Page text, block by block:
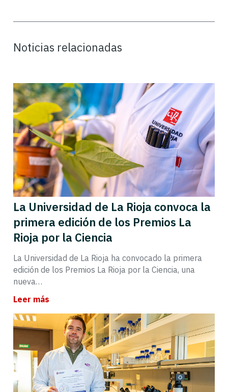
Noticias relacionadas
La Universidad de La Rioja convoca la
primera edición de los Premios La
Rioja por la Ciencia
La Universidad de La Rioja ha convocado la primera
edición de los Premios La Rioja por la Ciencia, una
nueva…
Leer más